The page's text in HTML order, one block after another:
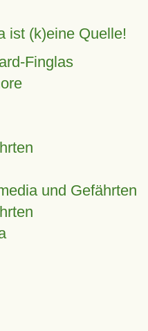
ist (k)eine Quelle!
Finglas
und Gefährten